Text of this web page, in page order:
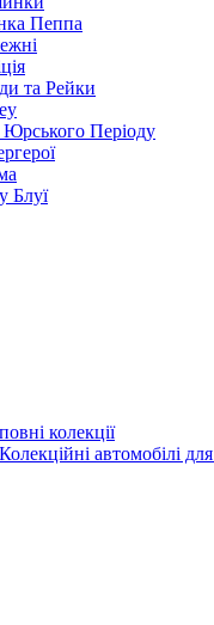
Пеппа
та Рейки
Періоду
Блуї
колекції
автомобілі